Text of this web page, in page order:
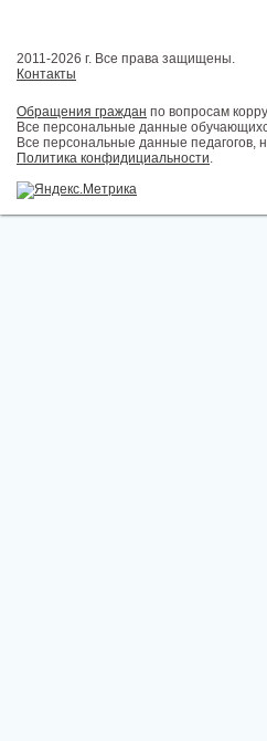
2011-2026 г. Все права защищены.
Контакты
Обращения граждан по вопросам
Все персональные данные
Все персональные данные педагогов,
Политика конфидициальности.